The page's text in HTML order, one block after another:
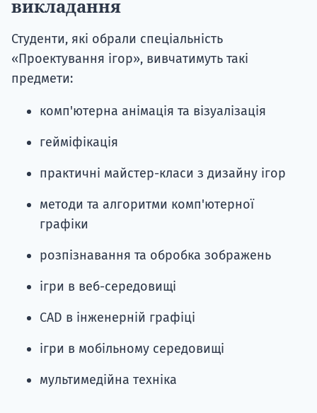
викладання
Студенти, які обрали спеціальність
«Проектування ігор», вивчатимуть такі
предмети:
комп'ютерна анімація та візуалізація
гейміфікація
практичні майстер-класи з дизайну ігор
методи та алгоритми комп'ютерної
графіки
розпізнавання та обробка зображень
ігри в веб-середовищі
CAD в інженерній графіці
ігри в мобільному середовищі
мультимедійна техніка